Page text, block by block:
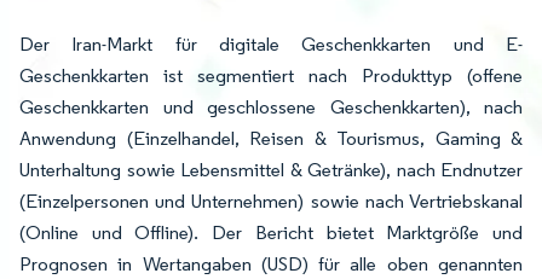
Der Iran-Markt für digitale Geschenkkarten und E-
Geschenkkarten ist segmentiert nach Produkttyp (offene
Geschenkkarten und geschlossene Geschenkkarten), nach
Anwendung (Einzelhandel, Reisen & Tourismus, Gaming &
Unterhaltung sowie Lebensmittel & Getränke), nach Endnutzer
(Einzelpersonen und Unternehmen) sowie nach Vertriebskanal
(Online und Offline). Der Bericht bietet Marktgröße und
Prognosen in Wertangaben (USD) für alle oben genannten